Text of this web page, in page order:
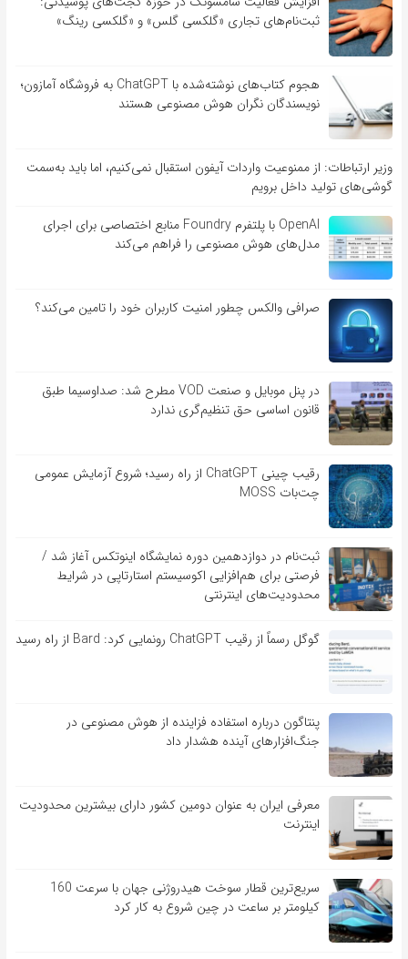
ثبت‌نام‌های تجاری «گلکسی گلس» و «گلکسی رینگ»
هجوم کتاب‌های نوشته‌شده با ChatGPT به فروشگاه آمازون؛
نویسندگان نگران هوش مصنوعی هستند
وزیر ارتباطات: از ممنوعیت واردات آیفون استقبال نمی‌کنیم، اما باید به‌سمت
گوشی‌های تولید داخل برویم
OpenAI با پلتفرم Foundry منابع اختصاصی برای اجرای
مدل‌های هوش مصنوعی را فراهم می‌کند
صرافی والکس چطور امنیت کاربران خود را تامین می‌کند؟
در پنل موبایل و صنعت VOD مطرح شد: صداوسیما طبق
قانون اساسی حق تنظیم‌گری ندارد
رقیب چینی ChatGPT از راه رسید؛ شروع آزمایش عمومی
چت‌بات MOSS
ثبت‌نام در دوازدهمین دوره نمایشگاه اینوتکس آغاز شد /
فرصتی برای هم‌افزایی اکوسیستم استارتاپی در شرایط
محدودیت‌های اینترنتی
گوگل رسماً از رقیب ChatGPT رونمایی کرد: Bard از راه رسید
پنتاگون درباره استفاده فزاینده از هوش مصنوعی در
جنگ‌افزارهای آینده هشدار داد
معرفی ایران به عنوان دومین کشور دارای بیشترین محدودیت
اینترنت
سریع‌ترین قطار سوخت هیدروژنی جهان با سرعت 160
کیلومتر بر ساعت در چین شروع به کار کرد